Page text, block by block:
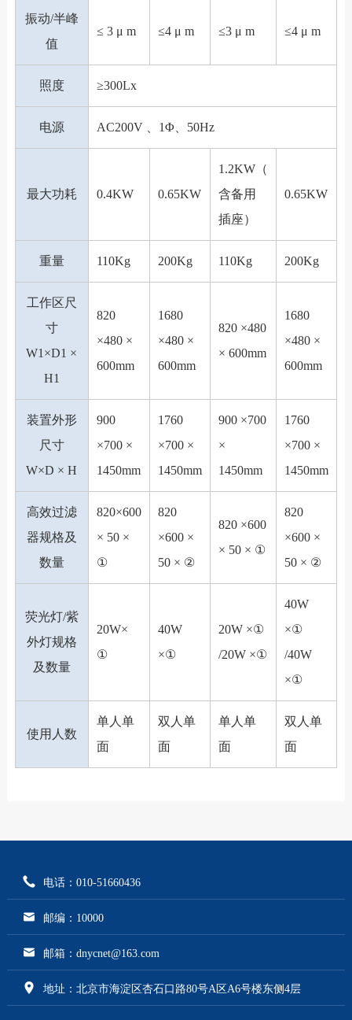
振动/半峰
值
≤ 3 μ m ≤4 μ m ≤3 μ m ≤4 μ m
照度 ≥300Lx
电源 AC200V 、1Φ、50Hz
最大功耗 0.4KW 0.65KW
1.2KW（
含备用
插座）
0.65KW
重量 110Kg 200Kg 110Kg 200Kg
工作区尺
寸
W1×D1 ×
H1
820
×480 ×
600mm
1680
×480 ×
600mm
820 ×480
× 600mm
1680
×480 ×
600mm
装置外形
尺寸
W×D × H
900
×700 ×
1450mm
1760
×700 ×
1450mm
900 ×700
×
1450mm
1760
×700 ×
1450mm
高效过滤
器规格及
数量
820×600
× 50 ×
①
820
×600 ×
50 × ②
820 ×600
× 50 × ①
820
×600 ×
50 × ②
荧光灯/紫
外灯规格
及数量
20W×
①
40W
×①
20W ×①
/20W ×①
40W
×①
/40W
×①
使用人数
单人单
面
双人单
面
单人单
面
双人单
面
电话：010-51660436
邮编：10000
邮箱：dnycnet@163.com
地址：北京市海淀区杏石口路80号A区A6号楼东侧4层